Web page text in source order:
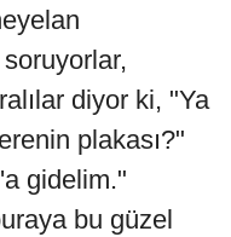
diyor ki, "Ya
plakası?"
gidelim."
bu güzel